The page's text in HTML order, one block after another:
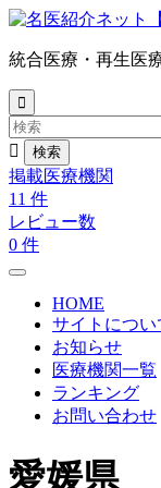
統合医療・再生医


掲載医療機関
11 件
レビュー数
0 件
HOME
サイトについ
お知らせ
医療機関一覧
ランキング
お問い合わせ
愛媛県